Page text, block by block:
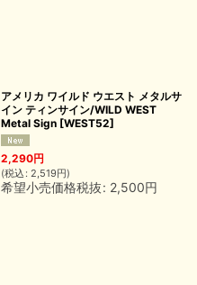
アメリカ ワイルド ウエスト メタルサ
イン ティンサイン/WILD WEST
Metal Sign [WEST52]
2,290円
(税込 : 2,519円)
希望小売価格税抜: 2,500円